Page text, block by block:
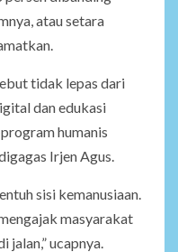
atau setara
tidak lepas dari
dan edukasi
humanis
Irjen Agus.
sisi kemanusiaan.
masyarakat
jalan,” ucapnya.